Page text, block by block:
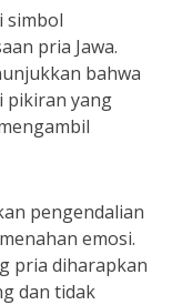
simbol
pria Jawa.
bahwa
pikiran yang
pengendalian
emosi.
pria diharapkan
dan tidak